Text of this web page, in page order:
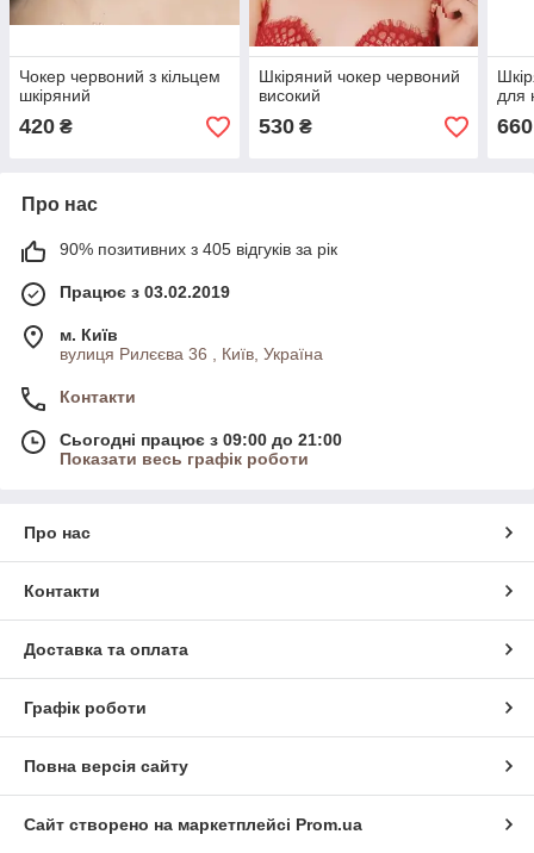
Чокер червоний з кільцем
шкіряний
420 ₴
Шкіряний чокер червоний
високий
530₴
для
660
Про нас
90% позитивних з 405 відгуків за рік
Працює з 03.02.2019
м. Київ
вулиця Рилєєва 36 , Київ, Україна
Контакти
Сьогодні працює з 09:00 до 21:00
Показати весь графік роботи
Про нас
Контакти
Доставка та оплата
Графік роботи
Повна версія сайту
Сайт створено на маркетплейсі Prom.ua